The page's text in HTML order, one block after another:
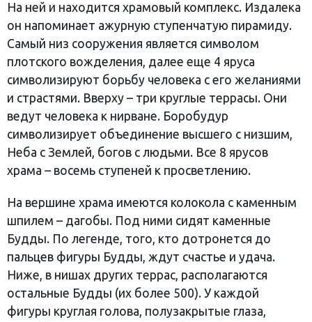
На ней и находится храмовый комплекс. Издалека
он напоминает ажурную ступенчатую пирамиду.
Самый низ сооружения является символом
плотского вожделения, далее еще 4 яруса
символизируют борьбу человека с его желаниями
и страстями. Вверху – три круглые террасы. Они
ведут человека к нирване. Боробудур
символизирует объединение высшего с низшим,
Неба с Землей, богов с людьми. Все 8 ярусов
храма – восемь ступеней к просветлению.
На вершине храма имеются колокола с каменным
шпилем – дагобы. Под ними сидят каменные
Будды. По легенде, того, кто дотронется до
пальцев фигуры Будды, ждут счастье и удача.
Ниже, в нишах других террас, располагаются
остальные Будды (их более 500). У каждой
фигуры круглая голова, полузакрытые глаза,